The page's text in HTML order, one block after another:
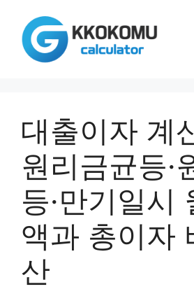
대출이자 계
원리금균등·
등·만기일시
액과 총이자
산